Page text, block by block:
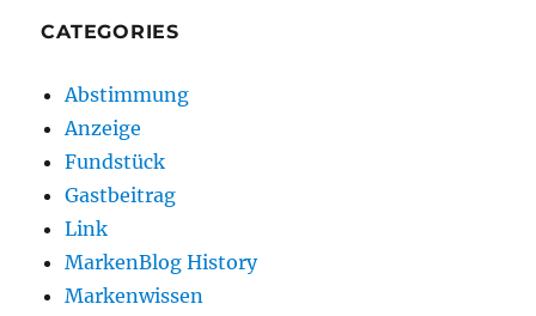
CATEGORIES
Abstimmung
Anzeige
Fundstück
Gastbeitrag
Link
MarkenBlog History
Markenwissen